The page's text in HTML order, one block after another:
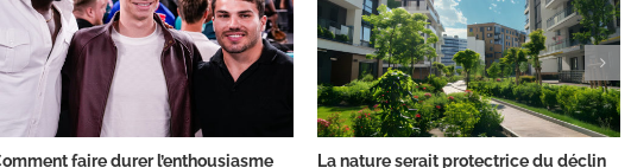
faire durer l’enthousiasme
La nature serait protectrice du déclin